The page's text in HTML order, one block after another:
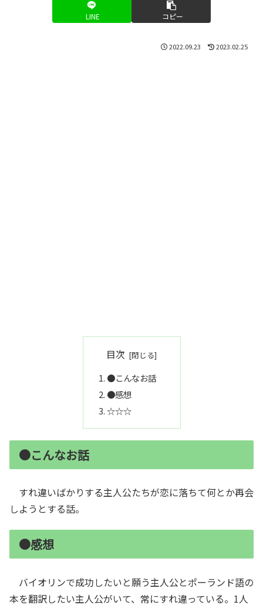
LINE コピー
2022.09.23 2023.02.25
目次
●こんなお話
●感想
☆☆☆
●こんなお話
すれ違いばかりする主人公たちが恋に落ちて何とか再会
しようとする話。
●感想
バイオリンで成功したいと願う主人公とポーランド語の
本を翻訳したい主人公がいて、常にすれ違っている。1人